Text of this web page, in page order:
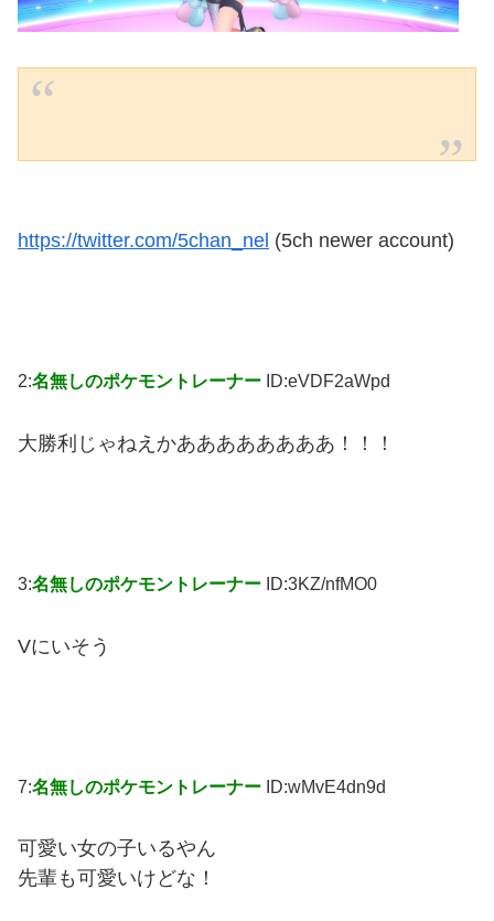
https://twitter.com/5chan_nel (5ch newer account)
2:名無しのポケモントレーナー ID:eVDF2aWpd
大勝利じゃねえかああああああああ！！！
3:名無しのポケモントレーナー ID:3KZ/nfMO0
Vにいそう
7:名無しのポケモントレーナー ID:wMvE4dn9d
可愛い女の子いるやん
先輩も可愛いけどな！